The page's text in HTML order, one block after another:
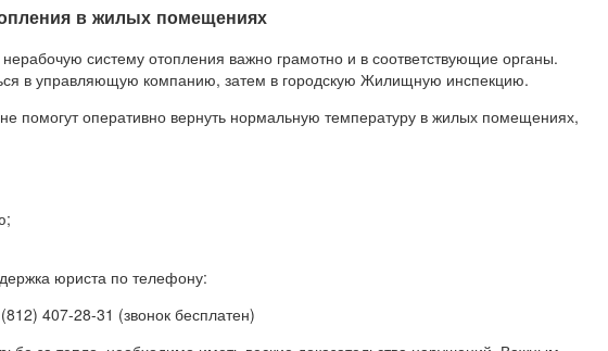
в жилых помещениях
систему отопления важно грамотно и в соответствующие органы.
в управляющую компанию, затем в городскую Жилищную инспекцию.
помогут оперативно вернуть нормальную температуру в жилых помещениях,
юриста по телефону:
407-28-31 (звонок бесплатен)